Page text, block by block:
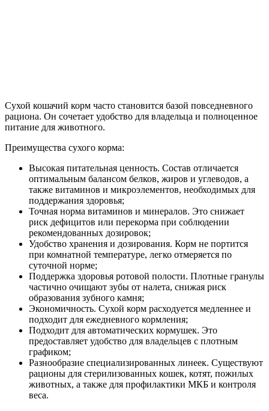
Сухой кошачий корм часто становится базой повседневного
рациона. Он сочетает удобство для владельца и полноценное
питание для животного.
Преимущества сухого корма:
Высокая питательная ценность. Состав отличается
оптимальным балансом белков, жиров и углеводов, а
также витаминов и микроэлементов, необходимых для
поддержания здоровья;
Точная норма витаминов и минералов. Это снижает
риск дефицитов или перекорма при соблюдении
рекомендованных дозировок;
Удобство хранения и дозирования. Корм не портится
при комнатной температуре, легко отмеряется по
суточной норме;
Поддержка здоровья ротовой полости. Плотные гранулы
частично очищают зубы от налета, снижая риск
образования зубного камня;
Экономичность. Сухой корм расходуется медленнее и
подходит для ежедневного кормления;
Подходит для автоматических кормушек. Это
предоставляет удобство для владельцев с плотным
графиком;
Разнообразие специализированных линеек. Существуют
рационы для стерилизованных кошек, котят, пожилых
животных, а также для профилактики МКБ и контроля
веса.